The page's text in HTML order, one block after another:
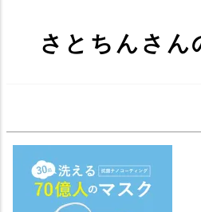
さとちんさん